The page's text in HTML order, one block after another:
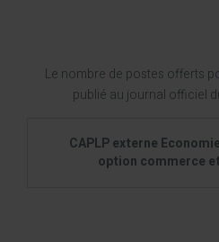
Le nombre de postes offerts
publié au journal officiel
CAPLP externe
option commerce